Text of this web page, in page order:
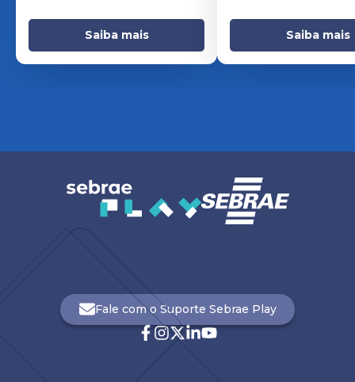
Saiba mais Saiba mais
Fale com o Suporte Sebrae Play